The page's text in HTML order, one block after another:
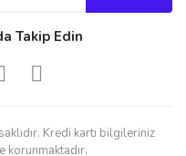
Takip Edin
Kredi kartı bilgileriniz
korunmaktadır.